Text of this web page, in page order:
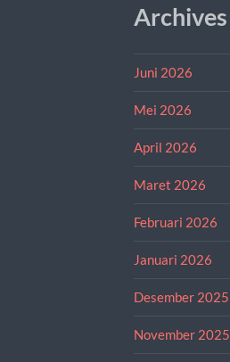
Archives
Juni 2026
Mei 2026
April 2026
Maret 2026
Februari 2026
Januari 2026
Desember 2025
November 2025